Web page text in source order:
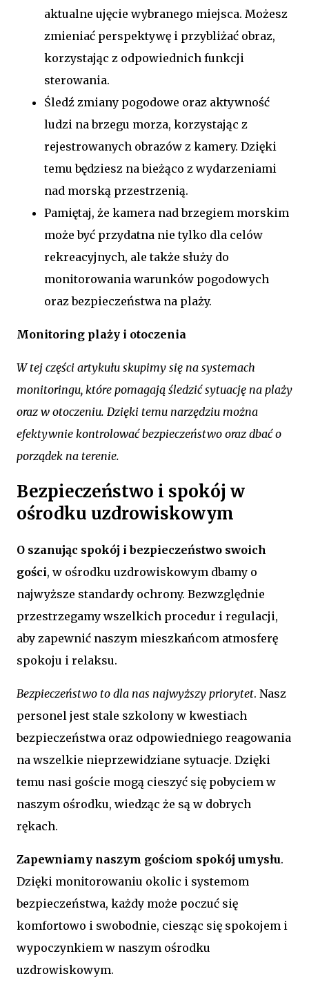
aktualne ujęcie wybranego miejsca. Możesz
zmieniać perspektywę i przybliżać obraz,
korzystając z odpowiednich funkcji
sterowania.
Śledź zmiany pogodowe oraz aktywność
ludzi na brzegu morza, korzystając z
rejestrowanych obrazów z kamery. Dzięki
temu będziesz na bieżąco z wydarzeniami
nad morską przestrzenią.
Pamiętaj, że kamera nad brzegiem morskim
może być przydatna nie tylko dla celów
rekreacyjnych, ale także służy do
monitorowania warunków pogodowych
oraz bezpieczeństwa na plaży.
Monitoring plaży i otoczenia
W tej części artykułu skupimy się na systemach
monitoringu, które pomagają śledzić sytuację na plaży
oraz w otoczeniu. Dzięki temu narzędziu można
efektywnie kontrolować bezpieczeństwo oraz dbać o
porządek na terenie.
Bezpieczeństwo i spokój w
ośrodku uzdrowiskowym
O szanując spokój i bezpieczeństwo swoich
gości, w ośrodku uzdrowiskowym dbamy o
najwyższe standardy ochrony. Bezwzględnie
przestrzegamy wszelkich procedur i regulacji,
aby zapewnić naszym mieszkańcom atmosferę
spokoju i relaksu.
Bezpieczeństwo to dla nas najwyższy priorytet. Nasz
personel jest stale szkolony w kwestiach
bezpieczeństwa oraz odpowiedniego reagowania
na wszelkie nieprzewidziane sytuacje. Dzięki
temu nasi goście mogą cieszyć się pobyciem w
naszym ośrodku, wiedząc że są w dobrych
rękach.
Zapewniamy naszym gościom spokój umysłu.
Dzięki monitorowaniu okolic i systemom
bezpieczeństwa, każdy może poczuć się
komfortowo i swobodnie, ciesząc się spokojem i
wypoczynkiem w naszym ośrodku
uzdrowiskowym.